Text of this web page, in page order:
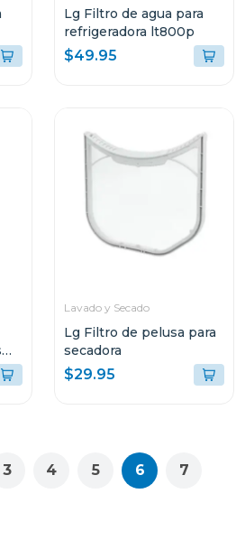
Lg Filtro de agua para
refrigeradora lt800p
$49.95
Lavado y Secado
Lg Filtro de pelusa para
secadora
$29.95
3 4 5 6 7